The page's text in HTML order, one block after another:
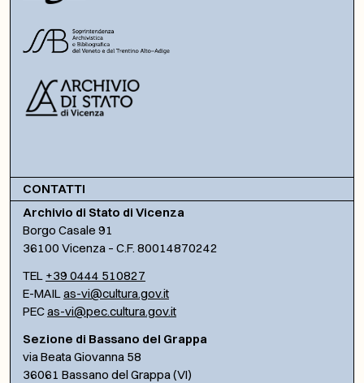
CONTATTI
Archivio di Stato di Vicenza
Borgo Casale 91
36100 Vicenza – C.F. 80014870242
TEL +39 0444 510827
E-MAILas-vi@cultura.gov.it
PECas-vi@pec.cultura.gov.it
Sezione di Bassano del Grappa
via Beata Giovanna 58
36061 Bassano del Grappa (VI)